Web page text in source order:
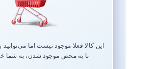
این کالا فعلا موجود نیست اما می‌توانید
تا به محض موجود شدن، به شما